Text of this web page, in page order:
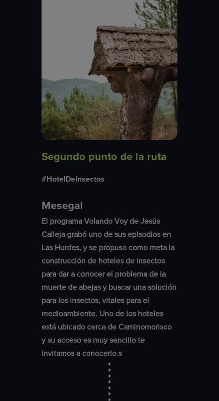
Segundo punto de la ruta
#HotelDeInsectos
Mesegal
El programa Volando Voy de Jesús
Calleja grabó uno de sus episodios en
Las Hurdes, y se propuso como meta la
construcción de hoteles de insectos
para dar a conocer el problema de la
muerte de abejas y buscar una solución
para los insectos, vitales para el
medioambiente. Uno de los hoteles
está ubicado cerca de Caminomorisco
y su acceso es muy sencillo te
invitamos a conocerlo.s